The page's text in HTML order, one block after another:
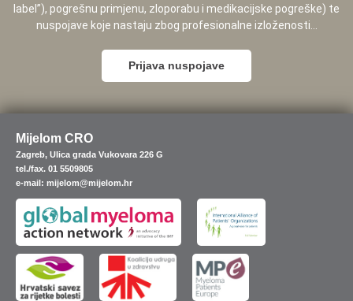
label”), pogrešnu primjenu, zloporabu i medikacijske pogreške) te
nuspojave koje nastaju zbog profesionalne izloženosti...
Prijava nuspojave
Mijelom CRO
Zagreb, Ulica grada Vukovara 226 G
tel./fax. 01 5509805
e-mail: mijelom@mijelom.hr